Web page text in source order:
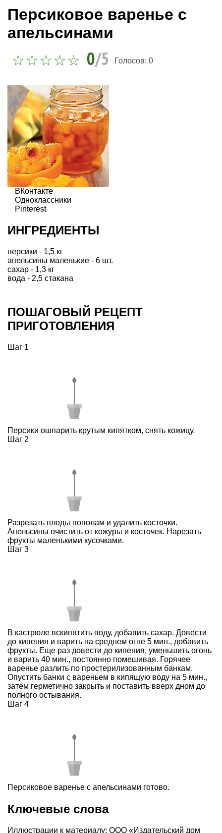
Персиковое варенье с
апельсинами
0/5 Голосов: 0
ВКонтакте
Одноклассники
Pinterest
ИНГРЕДИЕНТЫ
персики - 1,5 кг
апельсины маленькие - 6 шт.
сахар - 1,3 кг
вода - 2,5 стакана
ПОШАГОВЫЙ РЕЦЕПТ
ПРИГОТОВЛЕНИЯ
Шаг 1
Персики ошпарить крутым кипятком, снять кожицу.
Шаг 2
Разрезать плоды пополам и удалить косточки.
Апельсины очистить от кожуры и косточек. Нарезать
фрукты маленькими кусочками.
Шаг 3
В кастрюле вскипятить воду, добавить сахар. Довести
до кипения и варить на среднем огне 5 мин., добавить
фрукты. Еще раз довести до кипения, уменьшить огонь
и варить 40 мин., постоянно помешивая. Горячее
варенье разлить по простерилизованным банкам.
Опустить банки с вареньем в кипящую воду на 5 мин.,
затем герметично закрыть и поставить вверх дном до
полного остывания.
Шаг 4
Персиковое варенье с апельсинами готово.
Ключевые слова
Иллюстрации к материалу: ООО «Издательский дом